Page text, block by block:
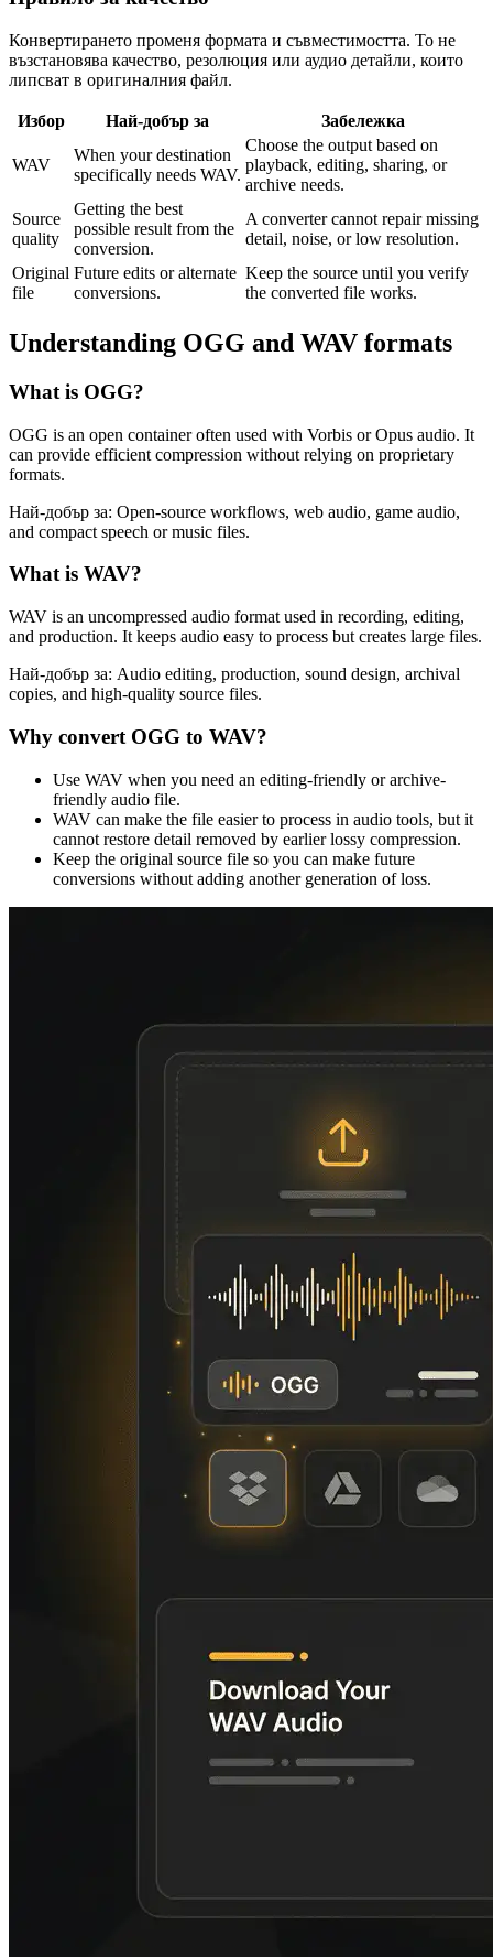
Конвертирането променя формата и съвместимостта. То не
възстановява качество, резолюция или аудио детайли, които
липсват в оригиналния файл.
Избор Най-добър за Забележка
WAV
When your destination
specifically needs WAV.
Choose the output based on
playback, editing, sharing, or
archive needs.
Source
quality
Getting the best
possible result from the
conversion.
A converter cannot repair missing
detail, noise, or low resolution.
Original
file
Future edits or alternate
conversions.
Keep the source until you verify
the converted file works.
Understanding OGG and WAV formats
What is OGG?
OGG is an open container often used with Vorbis or Opus audio. It
can provide efficient compression without relying on proprietary
formats.
Най-добър за: Open-source workflows, web audio, game audio,
and compact speech or music files.
What is WAV?
WAV is an uncompressed audio format used in recording, editing,
and production. It keeps audio easy to process but creates large files.
Най-добър за: Audio editing, production, sound design, archival
copies, and high-quality source files.
Why convert OGG to WAV?
Use WAV when you need an editing-friendly or archive-
friendly audio file.
WAV can make the file easier to process in audio tools, but it
cannot restore detail removed by earlier lossy compression.
Keep the original source file so you can make future
conversions without adding another generation of loss.